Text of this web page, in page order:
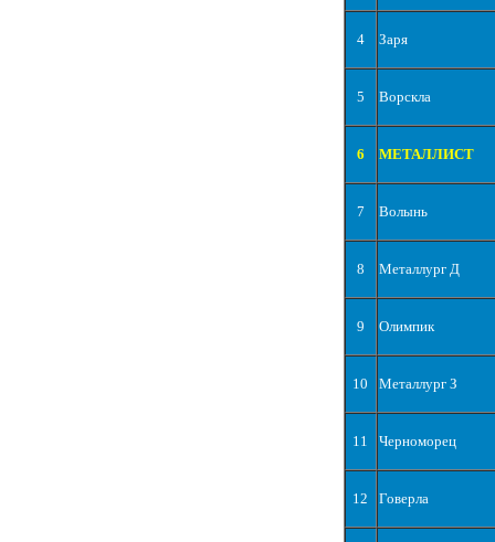
4 Заря
5 Ворскла
6 МЕТАЛЛИСТ
7 Волынь
8 Металлург Д
9 Олимпик
10 Металлург З
11 Черноморец
12 Говерла